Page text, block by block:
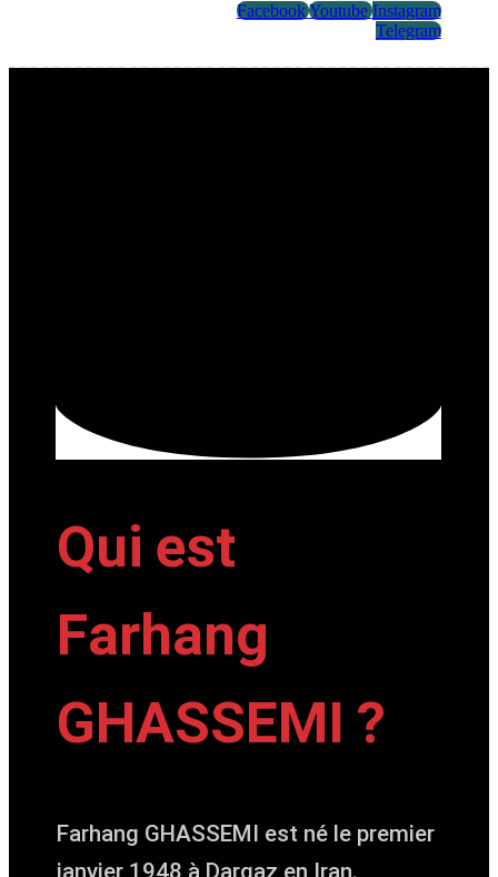
FacebookYoutube Instagram
Telegram
Qui est
Farhang
GHASSEMI ?
Farhang GHASSEMI est né le premier